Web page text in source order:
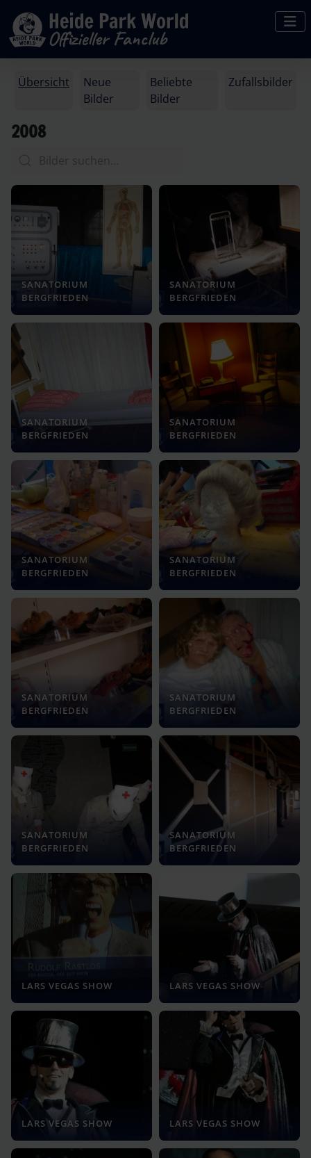
Übersicht
Neue
Bilder
Beliebte
Bilder
Zufallsbilder
2008
SANATORIUM
BERGFRIEDEN
SANATORIUM
BERGFRIEDEN
SANATORIUM
BERGFRIEDEN
SANATORIUM
BERGFRIEDEN
SANATORIUM
BERGFRIEDEN
SANATORIUM
BERGFRIEDEN
SANATORIUM
BERGFRIEDEN
SANATORIUM
BERGFRIEDEN
SANATORIUM
BERGFRIEDEN
SANATORIUM
BERGFRIEDEN
LARS VEGAS SHOW LARS VEGAS SHOW
LARS VEGAS SHOW LARS VEGAS SHOW